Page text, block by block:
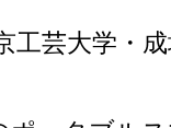
工芸大学・